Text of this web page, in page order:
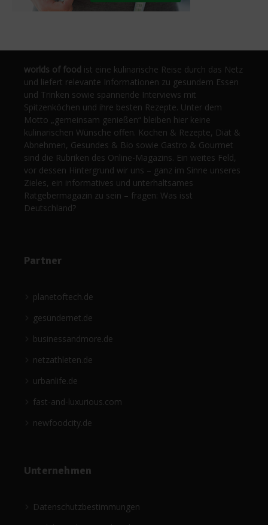
worlds of food ist eine kulinarische Reise durch das Netz
und liefert relevante Informationen zu gesundem Essen
und Trinken sowie spannende Interviews mit
Spitzenköchen und ihre besten Rezepte. Unter dem
Motto „gemeinsam genießen“ bleiben hier keine
kulinarischen Wünsche offen. Kochen & Rezepte, Diät &
Abnehmen, Gesundes & Bio sowie Gastro & Gourmet
sind die Rubriken des Online-Magazins. Ein weites Feld,
vor dessen Hintergrund wir uns – ganz im Sinne unseres
Zieles, ein informatives und unterhaltsames
Ratgebermagazin zu sein – fragen: Was isst
Deutschland?
Partner
planetoftech.de
gesündernet.de
businessandmore.de
netzathleten.de
urbanlife.de
fast-and-luxurious.com
newfoodcity.de
Unternehmen
Datenschutzbestimmungen